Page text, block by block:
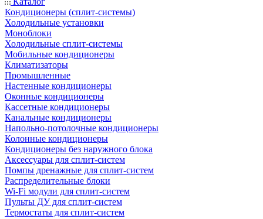
Кондиционеры (сплит-системы)
Холодильные установки
Моноблоки
Холодильные сплит-системы
Мобильные кондиционеры
Климатизаторы
Промышленные
Настенные кондиционеры
Оконные кондиционеры
Кассетные кондиционеры
Канальные кондиционеры
Напольно-потолочные кондиционеры
Колонные кондиционеры
Кондиционеры без наружного блока
Аксессуары для сплит-систем
Помпы дренажные для сплит-систем
Распределительные блоки
Wi-Fi модули для сплит-систем
Пульты ДУ для сплит-систем
Термостаты для сплит-систем